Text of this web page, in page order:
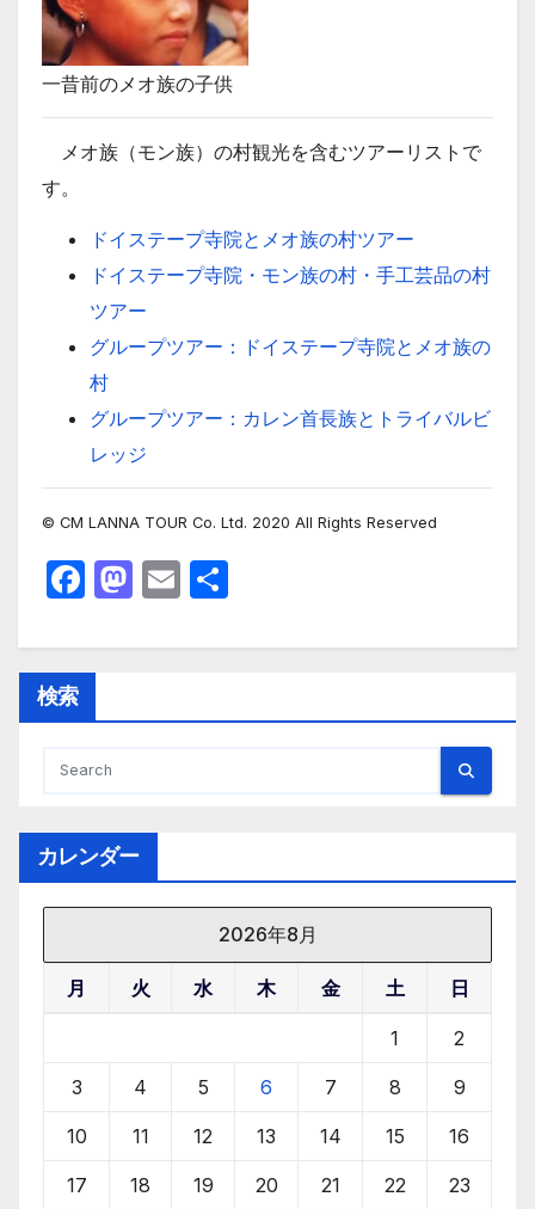
一昔前のメオ族の子供
メオ族（モン族）の村観光を含むツアーリストで
す。
ドイステープ寺院とメオ族の村ツアー
ドイステープ寺院・モン族の村・手工芸品の村
ツアー
グループツアー：ドイステープ寺院とメオ族の
村
グループツアー：カレン首長族とトライバルビ
レッジ
© CM LANNA TOUR Co. Ltd. 2020 All Rights Reserved
F
c
b
o
k
M
st
d
E
ail
検索
カレンダー
2026年8月
月 火 水 木 金 土 日
1 2
3 4 5 6 7 8 9
10 11 12 13 14 15 16
17 18 19 20 21 22 23